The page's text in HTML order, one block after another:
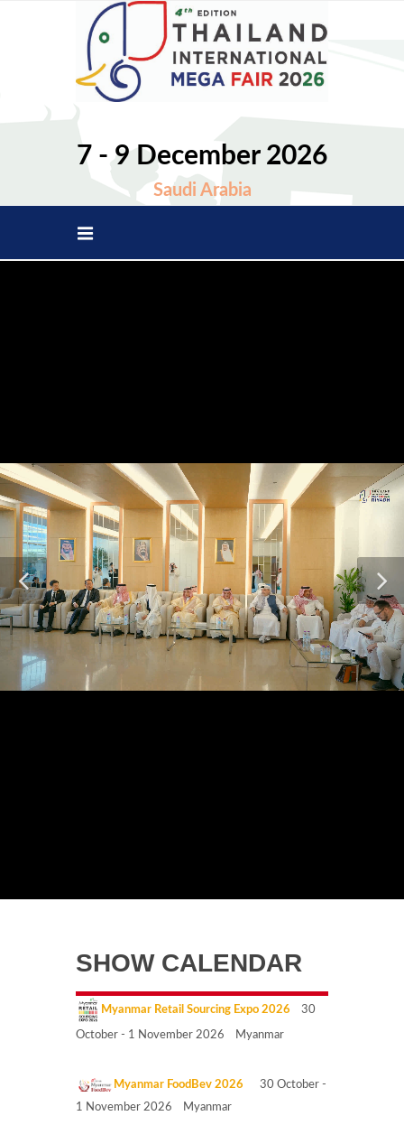
7 - 9 December 2026
Saudi Arabia
SHOW CALENDAR
Myanmar Retail Sourcing Expo 2026 30
October - 1 November 2026 Myanmar
Myanmar FoodBev 2026
30 October -
1 November 2026 Myanmar